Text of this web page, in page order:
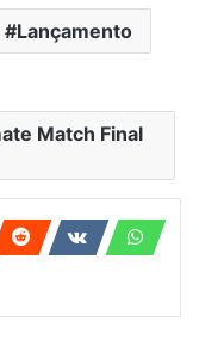
Lançamento
Match Final